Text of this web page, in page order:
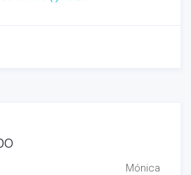
Mónica